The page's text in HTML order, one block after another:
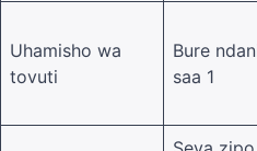
Uhamisho wa
tovuti
Bure
saa 1